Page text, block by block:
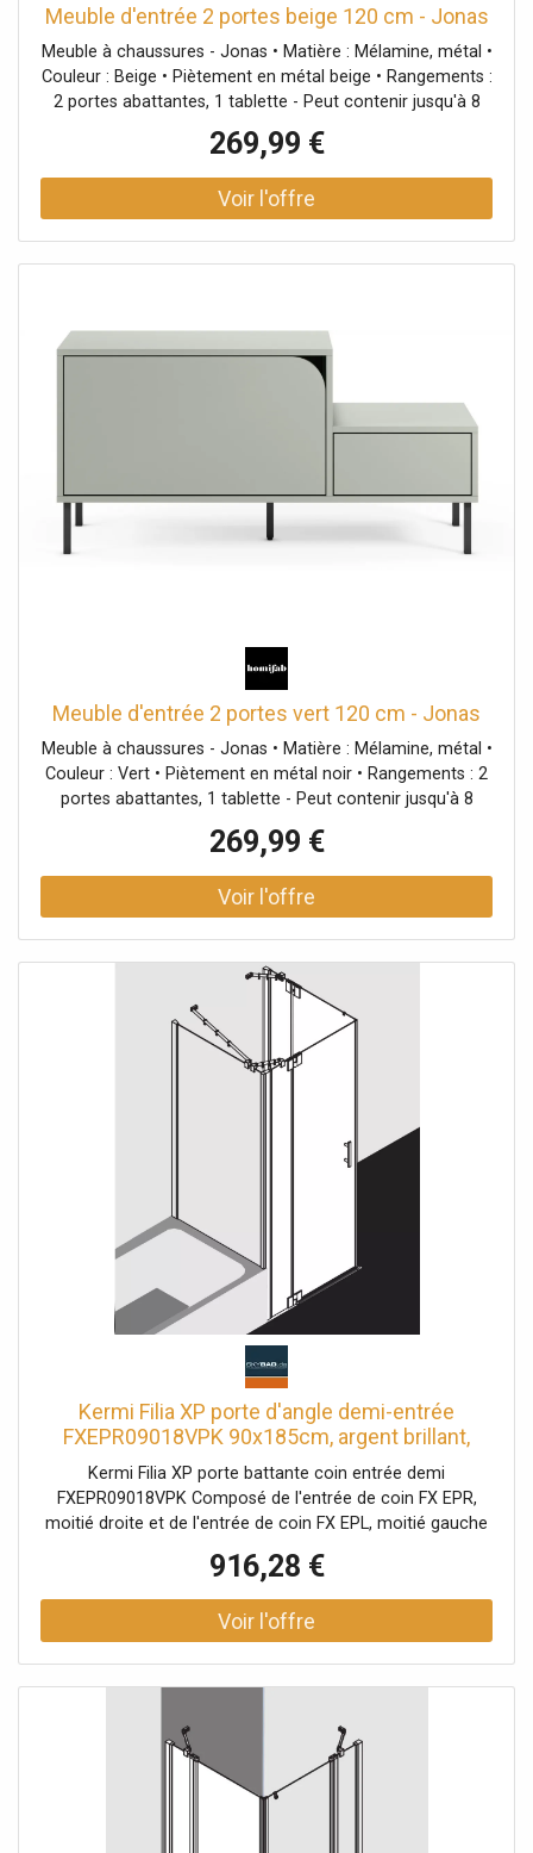
Meuble d'entrée 2 portes beige 120 cm - Jonas
Meuble à chaussures - Jonas • Matière : Mélamine, métal •
Couleur : Beige • Piètement en métal beige • Rangements :
2 portes abattantes, 1 tablette - Peut contenir jusqu'à 8
paires de chaussures • Dimensions totales : 120 x 38.5 x
58.5 cm
269,99 €
Meuble d'entrée 2 portes vert 120 cm - Jonas
Meuble à chaussures - Jonas • Matière : Mélamine, métal •
Couleur : Vert • Piètement en métal noir • Rangements : 2
portes abattantes, 1 tablette - Peut contenir jusqu'à 8
58.5 cm
269,99 €
Kermi Filia XP porte d'angle demi-entrée
FXEPR09018VPK 90x185cm, argent brillant,
verre de sécurité trempé clair, à droite, sur
receveur de douche
Kermi Filia XP porte battante coin entrée demi
FXEPR09018VPK Composé de l'entrée de coin FX EPR,
moitié droite et de l'entrée de coin FX EPL, moitié gauche
combinées selon les besoins entrée d'angle partiellement
encadrée avec deux ailes en verre ouverture vers
l'intérieur et l'extérieur avec deux champs fixes avec
stabilisateurs FILIA (à l'intérieur) Vitrage avec verre de
Garnitures et poignées métalliques Réglage du profilé
mural 25 mm Raccords avec mécanisme de levage-
abaissement bandes magnétiques continues et profils
d'étanchéité bande d'étanchéité horizontale avec effet de
916,28 €